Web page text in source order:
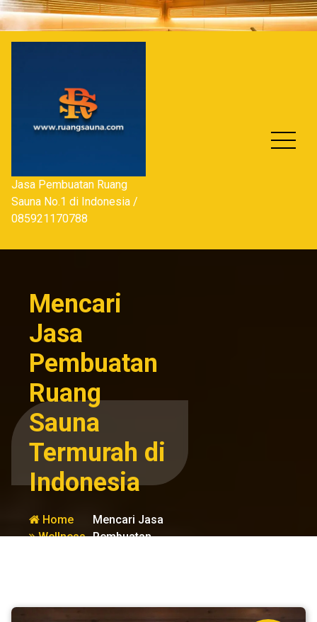
Skip
to
content
Jasa Pembuatan Ruang
Sauna No.1 di Indonesia /
085921170788
Mencari
Jasa
Pembuatan
Ruang
Sauna
Termurah di
Indonesia
Home
Wellness
Mencari Jasa
Pembuatan